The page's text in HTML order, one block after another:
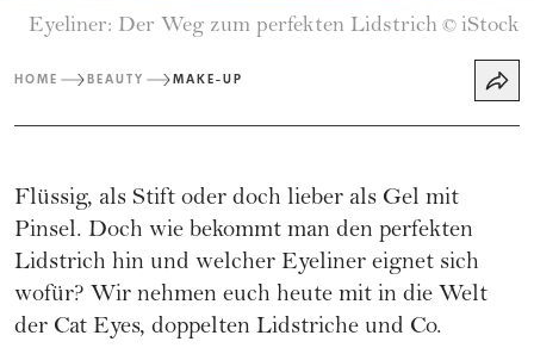
Eyeliner: Der Weg zum perfekten Lidstrich © iStock
HOME BEAUTY MAKE-UP
Flüssig, als Stift oder doch lieber als Gel mit
Pinsel. Doch wie bekommt man den perfekten
Lidstrich hin und welcher Eyeliner eignet sich
wofür? Wir nehmen euch heute mit in die Welt
der Cat Eyes, doppelten Lidstriche und Co.